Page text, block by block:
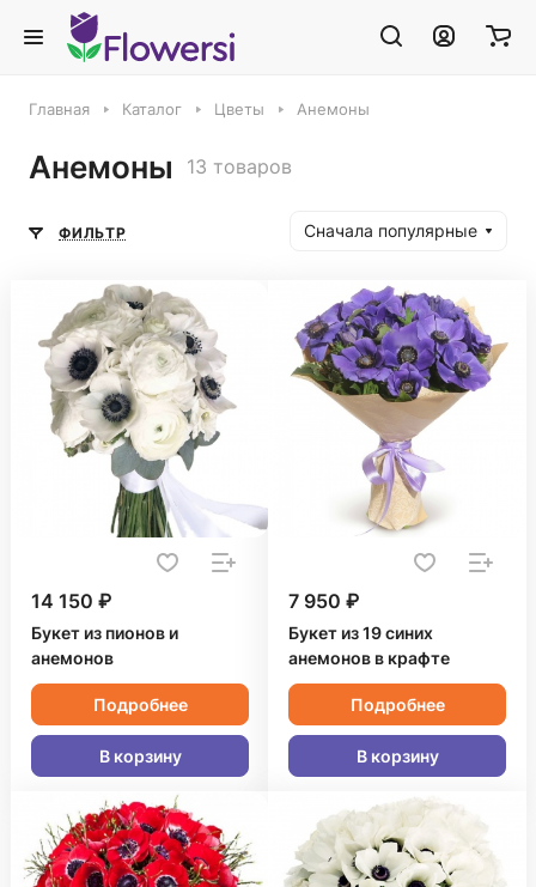
Главная Каталог Цветы Анемоны
Анемоны 13 товаров
ФИЛЬТР Сначала популярные
14 150 ₽
Букет из пионов и
анемонов
Подробнее
В корзину
7 950 ₽
Букет из 19 синих
анемонов в крафте
Подробнее
В корзину